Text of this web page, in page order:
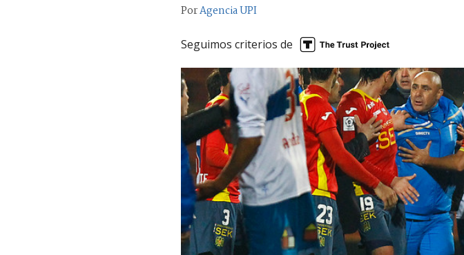
PorAgencia UPI
Seguimos criterios de